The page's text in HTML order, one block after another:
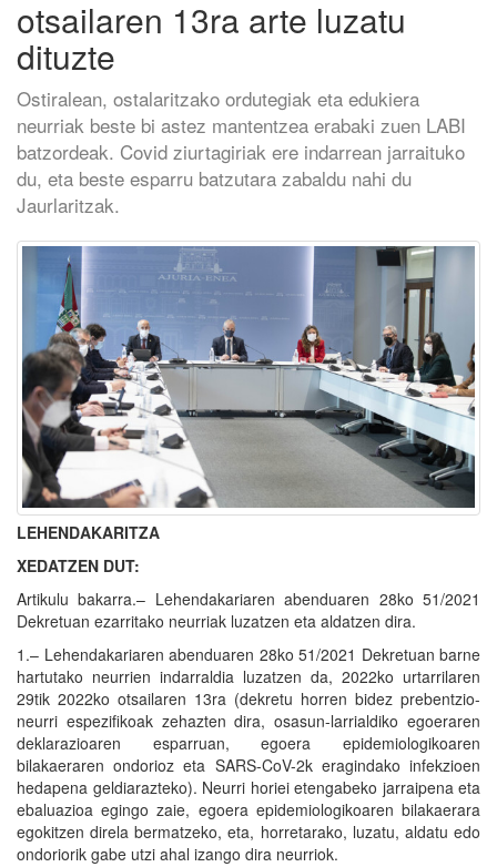
otsailaren 13ra arte luzatu
dituzte
Ostiralean, ostalaritzako ordutegiak eta edukiera
neurriak beste bi astez mantentzea erabaki zuen LABI
batzordeak. Covid ziurtagiriak ere indarrean jarraituko
du, eta beste esparru batzutara zabaldu nahi du
Jaurlaritzak.
LEHENDAKARITZA
XEDATZEN DUT:
Artikulu bakarra.– Lehendakariaren abenduaren 28ko 51/2021
Dekretuan ezarritako neurriak luzatzen eta aldatzen dira.
1.– Lehendakariaren abenduaren 28ko 51/2021 Dekretuan barne
hartutako neurrien indarraldia luzatzen da, 2022ko urtarrilaren
29tik 2022ko otsailaren 13ra (dekretu horren bidez prebentzio-
neurri espezifikoak zehazten dira, osasun-larrialdiko egoeraren
deklarazioaren esparruan, egoera epidemiologikoaren
bilakaeraren ondorioz eta SARS-CoV-2k eragindako infekzioen
hedapena geldiarazteko). Neurri horiei etengabeko jarraipena eta
ebaluazioa egingo zaie, egoera epidemiologikoaren bilakaerara
egokitzen direla bermatzeko, eta, horretarako, luzatu, aldatu edo
ondoriorik gabe utzi ahal izango dira neurriok.